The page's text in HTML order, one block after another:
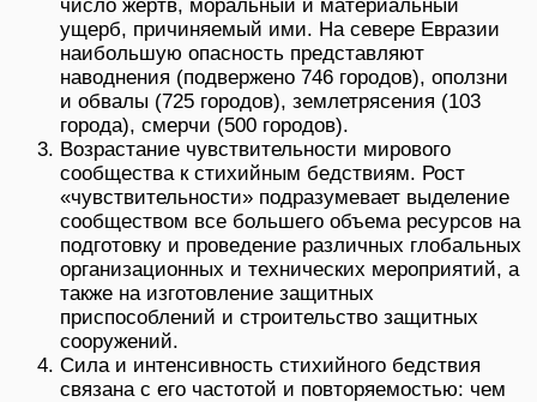
число жертв, моральный и материальный
ущерб, причиняемый ими. На севере Евразии
наибольшую опасность представляют
наводнения (подвержено 746 городов), оползни
и обвалы (725 городов), землетрясения (103
города), смерчи (500 городов).
Возрастание чувствительности мирового
сообщества к стихийным бедствиям. Рост
«чувствительности» подразумевает выделение
сообществом все большего объема ресурсов на
подготовку и проведение различных глобальных
организационных и технических мероприятий, а
также на изготовление защитных
приспособлений и строительство защитных
сооружений.
Сила и интенсивность стихийного бедствия
связана с его частотой и повторяемостью: чем